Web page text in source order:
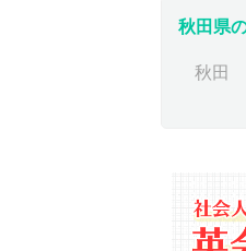
秋田県
秋田